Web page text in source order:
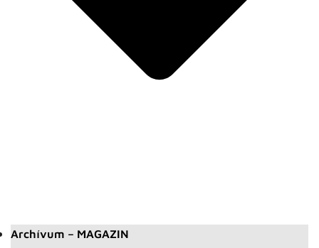
Archívum – MAGAZIN